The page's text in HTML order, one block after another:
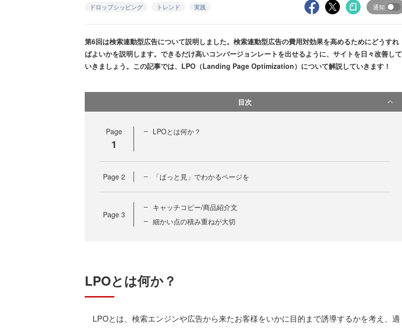
ドロップシッピング トレンド 実践 通知
第6回は検索連動型広告について説明しました。検索連動型広告の費用対効果を高めるためにどうすれ
ばよいかを説明します。できるだけ高いコンバージョンレートを出せるように、サイトを日々改善して
いきましょう。この記事では、LPO（Landing Page Optimization）について解説していきます！
目次
Page
1
LPOとは何か？
Page 2 「ぱっと見」でわかるページを
Page 3
キャッチコピー/商品紹介文
細かい点の積み重ねが大切
LPOとは何か？
LPOとは、検索エンジンや広告から来たお客様をいかに目的まで誘導するかを考え、適